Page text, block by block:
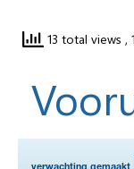
13 total views ,